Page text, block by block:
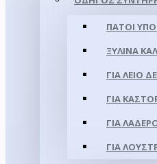
ΠΆΤΟΙ
ΞΎΛΙΝΑ
ΓΙΑ ΛΕΊΟ
ΓΙΑ
ΓΙΑ
ΓΙΑ